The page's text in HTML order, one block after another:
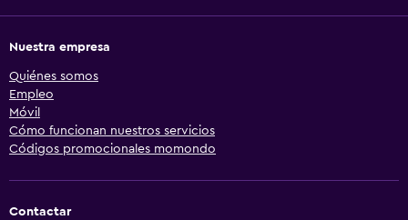
Nuestra empresa
Quiénes somos
Empleo
Móvil
Cómo funcionan nuestros servicios
Códigos promocionales momondo
Contactar